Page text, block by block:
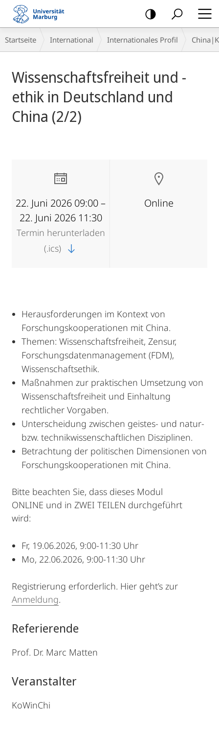
Mobile-
Navigation
Breadcrumb-
Navigation
Startseite International Internationales Profil
Wissenschaftsfreiheit und -
ethik in Deutschland und
China (2/2)
22. Juni 2026 09:00 –
22. Juni 2026 11:30
Termin herunterladen
(.ics)
Online
Herausforderungen im Kontext von
Forschungskooperationen mit China.
Themen: Wissenschaftsfreiheit, Zensur,
Forschungsdatenmanagement (FDM),
Wissenschaftsethik.
Maßnahmen zur praktischen Umsetzung von
Wissenschaftsfreiheit und Einhaltung
rechtlicher Vorgaben.
Unterscheidung zwischen geistes- und natur-
bzw. technikwissenschaftlichen Disziplinen.
Betrachtung der politischen Dimensionen von
Forschungskooperationen mit China.
Bitte beachten Sie, dass dieses Modul
ONLINE und in ZWEI TEILEN durchgeführt
wird:
Fr, 19.06.2026, 9:00-11:30 Uhr
Mo, 22.06.2026, 9:00-11:30 Uhr
Registrierung erforderlich. Hier geht’s zur
Anmeldung.
Referierende
Prof. Dr. Marc Matten
Veranstalter
KoWinChi